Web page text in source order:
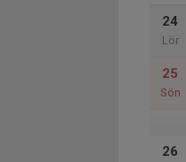
24
Lör
25
Sön
26